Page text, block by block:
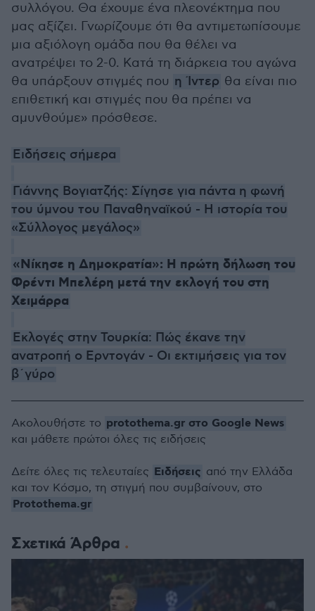
συλλόγου. Θα έχουμε ένα πλεονέκτημα που
μας αξίζει. Γνωρίζουμε ότι θα αντιμετωπίσουμε
μια αξιόλογη ομάδα που θα θέλει να
ανατρέψει το 2-0. Κατά τη διάρκεια του αγώνα
θα υπάρξουν στιγμές που η Ίντερ θα είναι πιο
επιθετική και στιγμές που θα πρέπει να
αμυνθούμε» πρόσθεσε.
Ειδήσεις σήμερα
Γιάννης Βογιατζής: Σίγησε για πάντα η φωνή
του ύμνου του Παναθηναϊκού - Η ιστορία του
«Σύλλογος μεγάλος»
«Νίκησε η Δημοκρατία»: Η πρώτη δήλωση του
Φρέντι Μπελέρη μετά την εκλογή του στη
Χειμάρρα
Εκλογές στην Τουρκία: Πώς έκανε την
ανατροπή ο Ερντογάν - Οι εκτιμήσεις για τον
β΄γύρο
Σχετικά Άρθρα
Ακολουθήστε το protothema.gr στο Google News
και μάθετε πρώτοι όλες τις ειδήσεις
Δείτε όλες τις τελευταίες Ειδήσεις από την Ελλάδα
και τον Κόσμο, τη στιγμή που συμβαίνουν, στο
Protothema.gr